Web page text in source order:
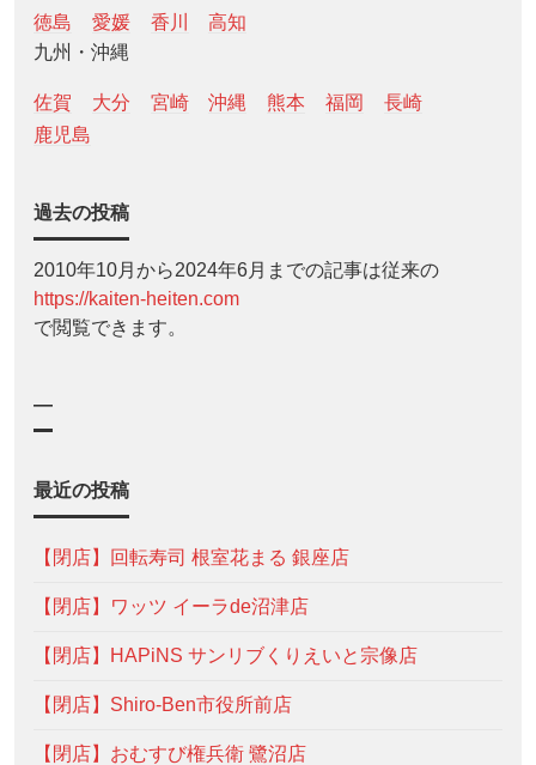
徳島 愛媛 香川
高知
九州・沖縄
佐賀 大分 宮崎 沖縄 熊本 福岡
長崎
鹿児島
過去の投稿
2010年10月から2024年6月までの記事は従来の
https://kaiten-heiten.com
で閲覧できます。
—
最近の投稿
【閉店】回転寿司 根室花まる 銀座店
【閉店】ワッツ イーラde沼津店
【閉店】HAPiNS サンリブくりえいと宗像店
【閉店】Shiro-Ben市役所前店
【閉店】おむすび権兵衛 鷺沼店